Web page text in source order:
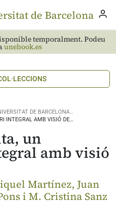
temporalment. Podeu
unebook.es
DE BARCELONA…
INTEGRAL AMB VISIÓ DE…
un
amb visió
Martínez, Juan
i M. Cristina Sanz